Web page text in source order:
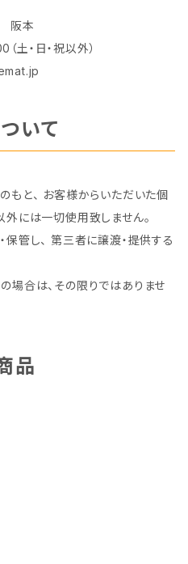
阪本
土・日・祝以外）
いて
もと、 お客様からいただいた個
には一切使用致しません。
管し、 第三者に譲渡・提供する
場合は、その限りではありませ
品